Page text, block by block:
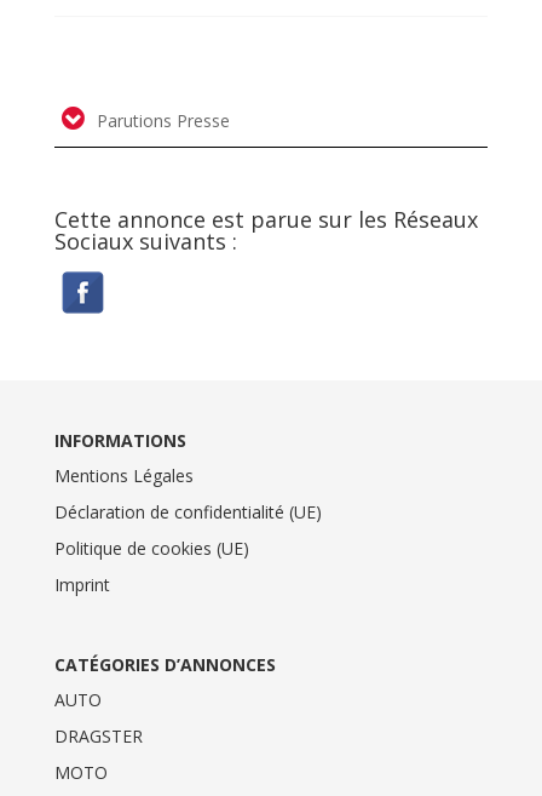
Parutions Presse
Cette annonce est parue sur les Réseaux
Sociaux suivants :
INFORMATIONS
Mentions Légales
Déclaration de confidentialité (UE)
Politique de cookies (UE)
Imprint
CATÉGORIES D’ANNONCES
AUTO
DRAGSTER
MOTO